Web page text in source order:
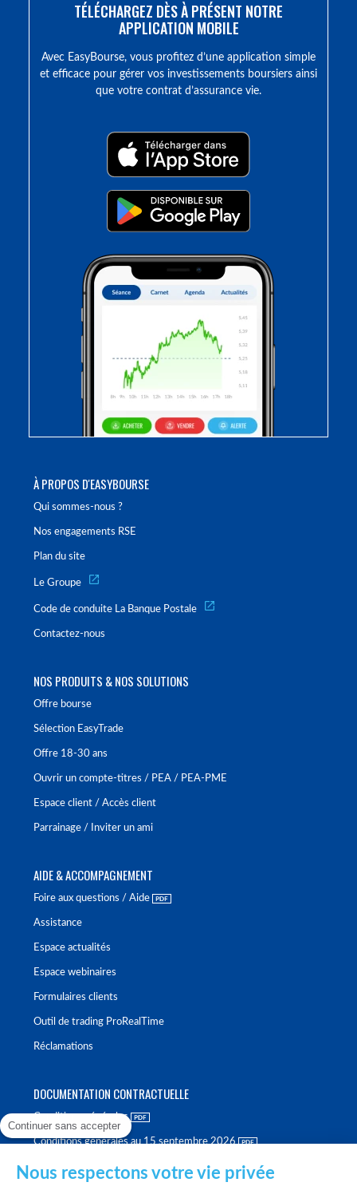
À PROPOS D'EASYBOURSE
Qui sommes-nous ?
Nos engagements RSE
Plan du site
Le Groupe
Code de conduite La Banque Postale
Contactez-nous
NOS PRODUITS & NOS SOLUTIONS
Offre bourse
Sélection EasyTrade
Offre 18-30 ans
Ouvrir un compte-titres / PEA / PEA-PME
Espace client / Accès client
Parrainage / Inviter un ami
AIDE & ACCOMPAGNEMENT
Foire aux questions / Aide
Assistance
Espace actualités
Espace webinaires
Formulaires clients
Outil de trading ProRealTime
Réclamations
DOCUMENTATION CONTRACTUELLE
Conditions générales
Conditions générales au 15 septembre 2026
TÉLÉCHARGEZ DÈS À PRÉSENT NOTRE
APPLICATION MOBILE
Avec EasyBourse, vous profitez d’une application simple
et efficace pour gérer vos investissements boursiers ainsi
que votre contrat d’assurance vie.
Continuer sans accepter
Nous respectons votre vie privée